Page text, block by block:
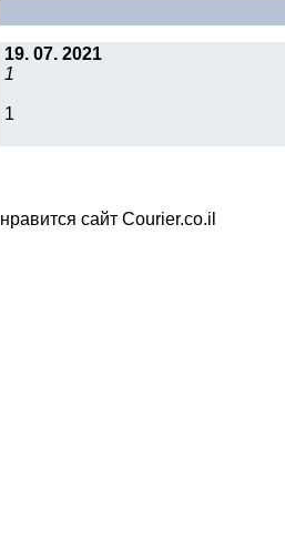
19. 07. 2021
1
1
сайт Courier.co.il